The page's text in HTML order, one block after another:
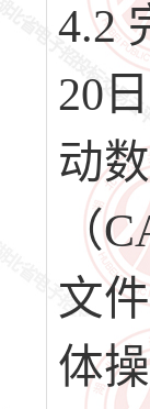
4.2
20
动
（
文
体